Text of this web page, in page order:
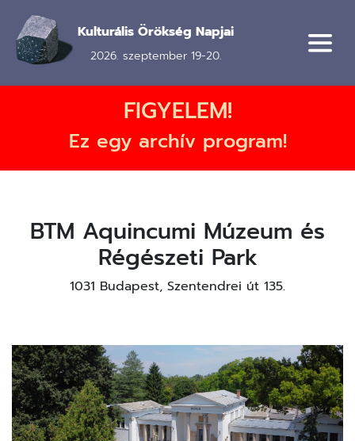
a
tartalomra
Kulturális Örökség Napjai
2026. szeptember 19-20.
FIGYELEM!
Ez egy archív program!
BTM Aquincumi Múzeum és
Régészeti Park
1031 Budapest, Szentendrei út 135.